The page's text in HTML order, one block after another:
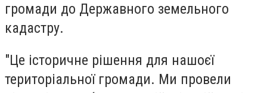
громади до Державного земельного
кадастру.
"Це історичне рішення для нашоєї
територіальної громади. Ми провели